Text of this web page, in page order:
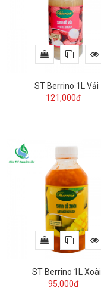
ST Berrino 1L Vải
121,000đ
ST Berrino 1L Xoài
95,000đ